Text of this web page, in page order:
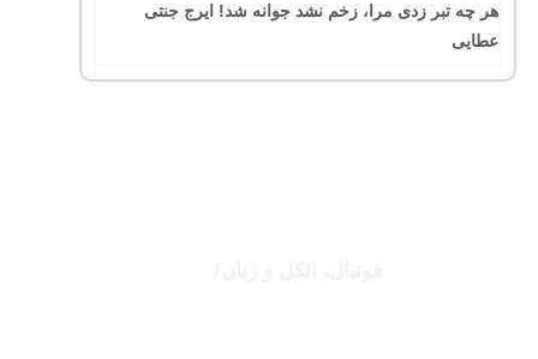
هر چه تبر زدی مرا، زخم نشد جوانه شد! ایرج جنتی
عطایی